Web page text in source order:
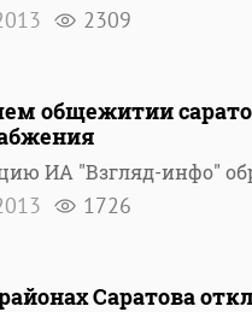
2309
общежитии
ИА "Взгляд-инфо"
1726
Саратова